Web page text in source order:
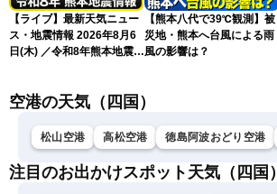
【ライブ】最新天気ニュー
ス・地震情報 2026年8月6
日(木) ／令和8年熊本地震情
LiVEムーン・駒木結衣／本
【熊本八代で39℃観測】被
災地・熊本へ台風による雨
風の影響は？
空港の天気（四国）
松山空港 高松空港 徳島阿波おどり空港
注目のお出かけスポット天気（四国）